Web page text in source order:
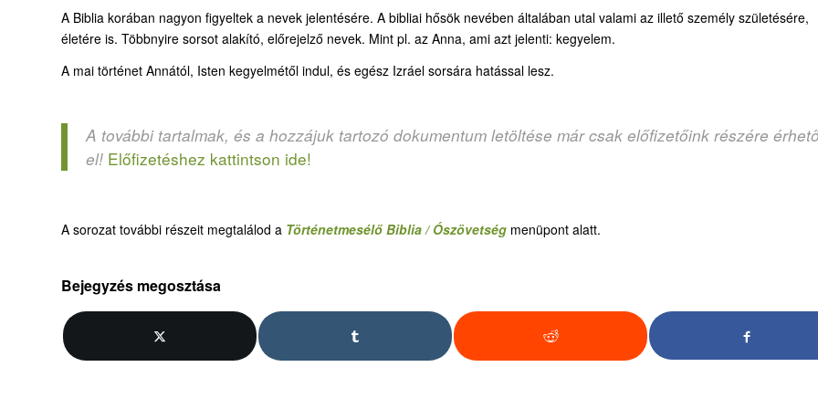
A Biblia korában nagyon figyeltek a nevek jelentésére. A bibliai hősök nevében általában utal valami az illető személy születésére,
életére is. Többnyire sorsot alakító, előrejelző nevek. Mint pl. az Anna, ami azt jelenti: kegyelem.
A mai történet Annától, Isten kegyelmétől indul, és egész Izráel sorsára hatással lesz.
A további tartalmak, és a hozzájuk tartozó dokumentum letöltése már csak előfizetőink részére
el! Előfizetéshez kattintson ide!
A sorozat további részeit megtalálod a Történetmesélő Biblia / Ószövetség menüpont alatt.
Bejegyzés megosztása